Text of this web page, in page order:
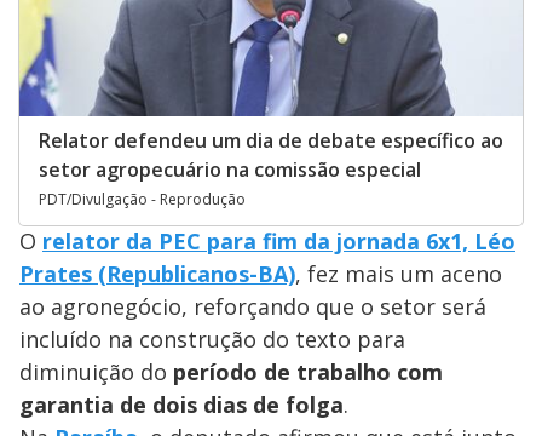
Relator defendeu um dia de debate específico ao
setor agropecuário na comissão especial
PDT/Divulgação - Reprodução
O relator da PEC para fim da jornada 6x1, Léo
Prates (Republicanos-BA), fez mais um aceno
ao agronegócio, reforçando que o setor será
incluído na construção do texto para
diminuição do período de trabalho com
garantia de dois dias de folga.